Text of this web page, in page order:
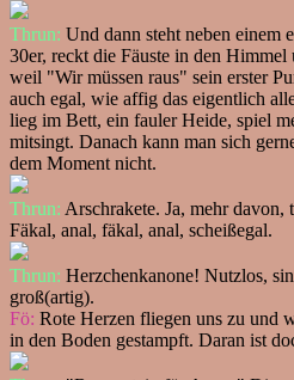
Thrun: Und dann steht neben einem
30er, reckt die Fäuste in den
weil "Wir müssen raus" sein erster
auch egal, wie affig das eigentlich
lieg im Bett, ein fauler Heide, spiel
mitsingt. Danach kann man sich
dem Moment nicht.
Thrun: Arschrakete. Ja, mehr
Fäkal, anal, fäkal, anal, scheißegal.
Thrun: Herzchenkanone! Nutzlos,
groß(artig).
Fö: Rote Herzen fliegen uns zu und
in den Boden gestampft. Daran ist